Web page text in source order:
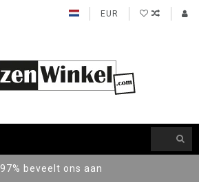
EUR
97% beveelt ons aan